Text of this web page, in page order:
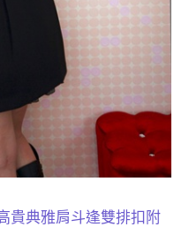
貴典雅肩斗逢雙排扣附